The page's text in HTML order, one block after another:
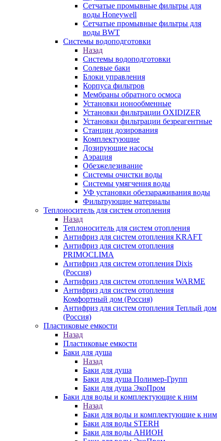
Сетчатые промывные фильтры для
воды Honeywell
Сетчатые промывные фильтры для
воды BWT
Системы водоподготовки
Назад
Системы водоподготовки
Солевые баки
Блоки управления
Корпуса фильтров
Мембраны обратного осмоса
Установки ионообменные
Установки фильтрации OXIDIZER
Установки фильтрации безреагентные
Станции дозирования
Комплектующие
Дозирующие насосы
Аэрация
Обезжелезивание
Системы очистки воды
Системы умягчения воды
УФ установки обеззараживания воды
Фильтрующие материалы
Теплоноситель для систем отопления
Назад
Теплоноситель для систем отопления
Антифриз для систем отопления KRAFT
Антифриз для систем отопления
PRIMOCLIMA
Антифриз для систем отопления Dixis
(Россия)
Антифриз для систем отопления WARME
Антифриз для систем отопления
Комфортный дом (Россия)
Антифриз для систем отопления Теплый дом
(Россия)
Пластиковые емкости
Назад
Пластиковые емкости
Баки для душа
Назад
Баки для душа
Баки для душа Полимер-Групп
Баки для душа ЭкоПром
Баки для воды и комплектующие к ним
Назад
Баки для воды и комплектующие к ним
Баки для воды STERH
Баки для воды АНИОН